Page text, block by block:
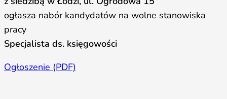
ogłasza nabór kandydatów na wolne stanowiska
pracy
Specjalista ds. księgowości
Ogłoszenie (PDF)